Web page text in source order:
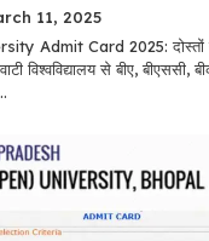
11, 2025
Admit Card 2025: दोस्तों
विश्वविद्यालय से बीए, बीएससी,